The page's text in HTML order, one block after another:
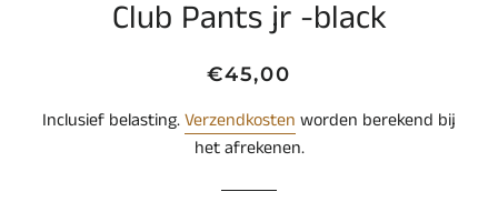
Club Pants jr -black
Normale
Aanbiedingsprijs
€45,00
Inclusief belasting.Verzendkosten worden berekend bij
het afrekenen.